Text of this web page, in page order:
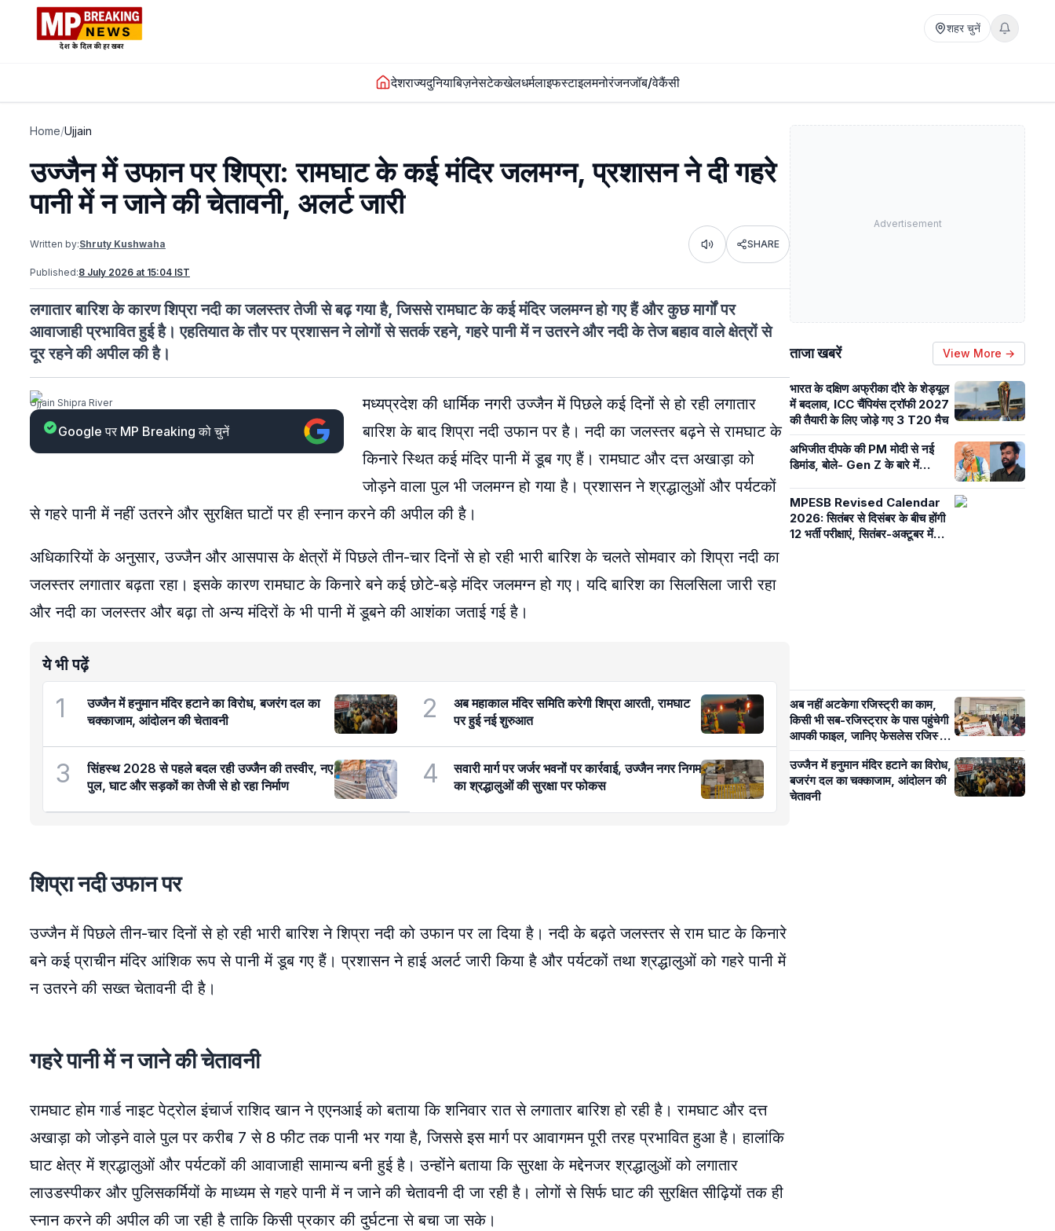
शहर चुनें
देशराज्यदुनियाबिज़नेसटेकखेलधर्मलाइफस्टाइलमनोरंजनजॉब/वेकैंसी
Home/Ujjain
उज्जैन में उफान पर शिप्रा: रामघाट के कई मंदिर जलमग्न, प्रशासन ने दी गहरे
पानी में न जाने की चेतावनी, अलर्ट जारी
Written by:Shruty Kushwaha Listen SHARE
Published:8 July 2026 at 15:04 IST
लगातार बारिश के कारण शिप्रा नदी का जलस्तर तेजी से बढ़ गया है, जिससे रामघाट के कई मंदिर जलमग्न हो गए हैं और कुछ मार्गों पर
आवाजाही प्रभावित हुई है। एहतियात के तौर पर प्रशासन ने लोगों से सतर्क रहने, गहरे पानी में न उतरने और नदी के तेज बहाव वाले क्षेत्रों से
दूर रहने की अपील की है।
Ujjain Shipra River
Google पर MP Breaking को चुनें
मध्यप्रदेश की धार्मिक नगरी उज्जैन में पिछले कई दिनों से हो रही लगातार
बारिश के बाद शिप्रा नदी उफान पर है। नदी का जलस्तर बढ़ने से रामघाट के
किनारे स्थित कई मंदिर पानी में डूब गए हैं। रामघाट और दत्त अखाड़ा को
जोड़ने वाला पुल भी जलमग्न हो गया है। प्रशासन ने श्रद्धालुओं और पर्यटकों
से गहरे पानी में नहीं उतरने और सुरक्षित घाटों पर ही स्नान करने की अपील की है।
अधिकारियों के अनुसार, उज्जैन और आसपास के क्षेत्रों में पिछले तीन-चार दिनों से हो रही भारी बारिश के चलते सोमवार को शिप्रा नदी का
जलस्तर लगातार बढ़ता रहा। इसके कारण रामघाट के किनारे बने कई छोटे-बड़े मंदिर जलमग्न हो गए। यदि बारिश का सिलसिला जारी रहा
और नदी का जलस्तर और बढ़ा तो अन्य मंदिरों के भी पानी में डूबने की आशंका जताई गई है।
ये भी पढ़ें
1
उज्जैन में हनुमान मंदिर हटाने का विरोध, बजरंग दल का
चक्काजाम, आंदोलन की चेतावनी
2
अब महाकाल मंदिर समिति करेगी शिप्रा आरती, रामघाट
पर हुई नई शुरुआत
3
सिंहस्थ 2028 से पहले बदल रही उज्जैन की तस्वीर, नए
पुल, घाट और सड़कों का तेजी से हो रहा निर्माण
4
सवारी मार्ग पर जर्जर भवनों पर कार्रवाई, उज्जैन नगर निगम
का श्रद्धालुओं की सुरक्षा पर फोकस
शिप्रा नदी उफान पर
उज्जैन में पिछले तीन-चार दिनों से हो रही भारी बारिश ने शिप्रा नदी को उफान पर ला दिया है। नदी के बढ़ते जलस्तर से राम घाट के किनारे
बने कई प्राचीन मंदिर आंशिक रूप से पानी में डूब गए हैं। प्रशासन ने हाई अलर्ट जारी किया है और पर्यटकों तथा श्रद्धालुओं को गहरे पानी में
न उतरने की सख्त चेतावनी दी है।
गहरे पानी में न जाने की चेतावनी
रामघाट होम गार्ड नाइट पेट्रोल इंचार्ज राशिद खान ने एएनआई को बताया कि शनिवार रात से लगातार बारिश हो रही है। रामघाट और दत्त
अखाड़ा को जोड़ने वाले पुल पर करीब 7 से 8 फीट तक पानी भर गया है, जिससे इस मार्ग पर आवागमन पूरी तरह प्रभावित हुआ है। हालांकि
घाट क्षेत्र में श्रद्धालुओं और पर्यटकों की आवाजाही सामान्य बनी हुई है। उन्होंने बताया कि सुरक्षा के मद्देनजर श्रद्धालुओं को लगातार
लाउडस्पीकर और पुलिसकर्मियों के माध्यम से गहरे पानी में न जाने की चेतावनी दी जा रही है। लोगों से सिर्फ घाट की सुरक्षित सीढ़ियों तक ही
स्नान करने की अपील की जा रही है ताकि किसी प्रकार की दुर्घटना से बचा जा सके।
Advertisement
ताजा खबरें View More →
भारत के दक्षिण अफ्रीका दौरे के शेड्यूल
में बदलाव, ICC चैंपियंस ट्रॉफी 2027
की तैयारी के लिए जोड़े गए 3 T20 मैच
अभिजीत दीपके की PM मोदी से नई
डिमांड, बोले- Gen Z के बारे में…
MPESB Revised Calendar
2026: सितंबर से दिसंबर के बीच होंगी
12 भर्ती परीक्षाएं, सितंबर-अक्टूबर में
अब नहीं अटकेगा रजिस्ट्री का काम,
किसी भी सब-रजिस्ट्रार के पास पहुंचेगी
आपकी फाइल, जानिए फेसलेस रजिस्ट्री
से आम लोगों को क्या होगा फायदा?
उज्जैन में हनुमान मंदिर हटाने का विरोध,
बजरंग दल का चक्काजाम, आंदोलन की
चेतावनी